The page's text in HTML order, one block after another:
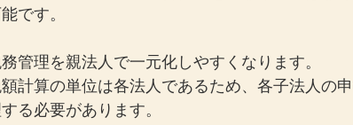
です。
管理を親法人で一元化しやすくなります。
計算の単位は各法人であるため、各子法人の
る必要があります。